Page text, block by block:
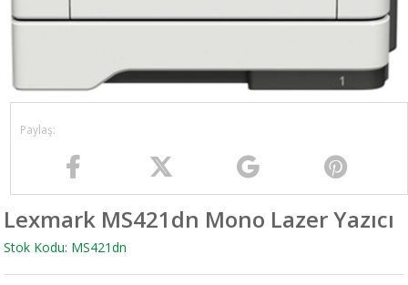
Lexmark MS421dn Mono Lazer Yazıcı
Stok Kodu: MS421dn